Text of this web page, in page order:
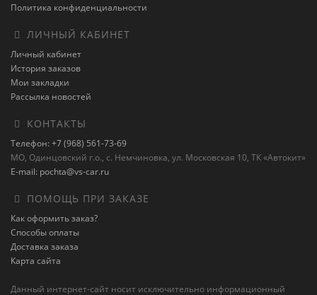
Политика конфиденциальности
ЛИЧНЫЙ КАБИНЕТ
Личный кабинет
История заказов
Мои закладки
Рассылка новостей
КОНТАКТЫ
Телефон: +7 (968) 561-73-69
МО, Одинцовский г.о., с. Немчиновка, ул. Московская 10, ТК «Автокит»
E-mail: pochta@vs-car.ru
ПОМОЩЬ ПРИ ЗАКАЗЕ
Как оформить заказ?
Способы оплаты
Доставка заказа
Карта сайта
Данный интернет-сайт носит исключительно информационный